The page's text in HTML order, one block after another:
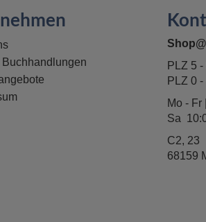
Buchhandlungen
PLZ 5
PLZ 0 -
Mo - Fr
Sa
C2, 23
68159